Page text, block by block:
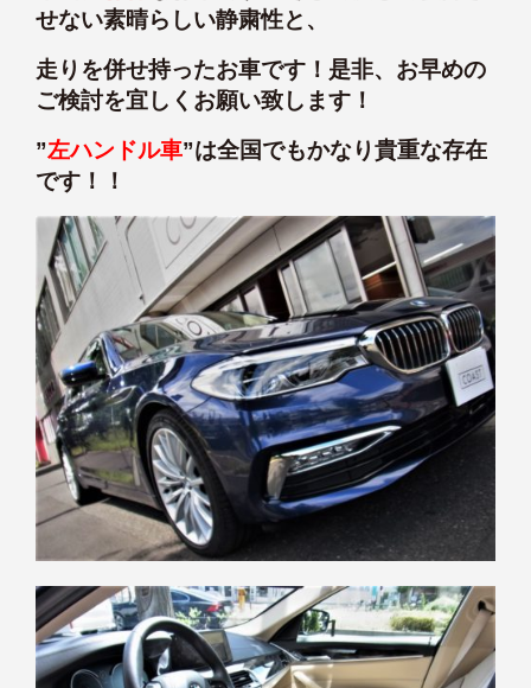
せない素晴らしい静粛性と、
走りを併せ持ったお車です！是非、お早めの
ご検討を宜しくお願い致します！
”左ハンドル車”は全国でもかなり貴重な存在
です！！